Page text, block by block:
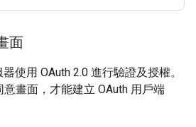
面
使用 OAuth 2.0 進行驗證及授權。
畫面，才能建立 OAuth 用戶端